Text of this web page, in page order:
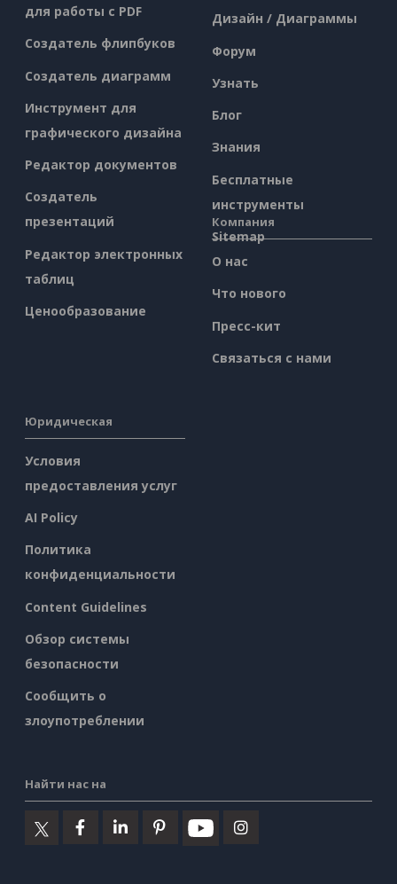
для работы с PDF
Создатель флипбуков
Создатель диаграмм
Инструмент для
графического дизайна
Редактор документов
Создатель
презентаций
Редактор электронных
таблиц
Ценообразование
Дизайн / Диаграммы
Форум
Узнать
Блог
Знания
Бесплатные
инструменты
Sitemap
Компания
О нас
Что нового
Пресс-кит
Связаться с нами
Юридическая
Условия
предоставления услуг
AI Policy
Политика
конфиденциальности
Content Guidelines
Обзор системы
безопасности
Сообщить о
злоупотреблении
Найти нас на